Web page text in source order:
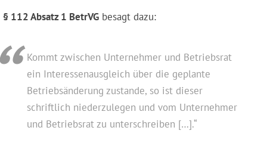
§ 112 Absatz 1 BetrVG besagt dazu:
Kommt zwischen Unternehmer und Betriebsrat
ein Interessenausgleich über die geplante
Betriebsänderung zustande, so ist dieser
schriftlich niederzulegen und vom Unternehmer
und Betriebsrat zu unterschreiben […].“